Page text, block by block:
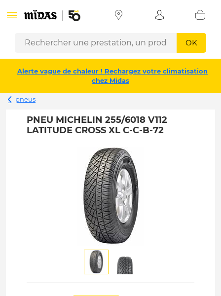
OK
Alerte vague de chaleur ! Rechargez votre climatisation
chez Midas
pneus
PNEU MICHELIN 255/6018 V112
LATITUDE CROSS XL C-C-B-72